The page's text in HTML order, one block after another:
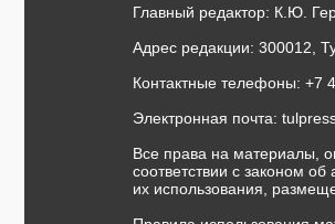
Главный редактор: К.Ю.
Адрес редакции: 300012,
Контактные телефоны: +7
Электронная почта:
Все права на материалы,
соответствии с законом
их использования,